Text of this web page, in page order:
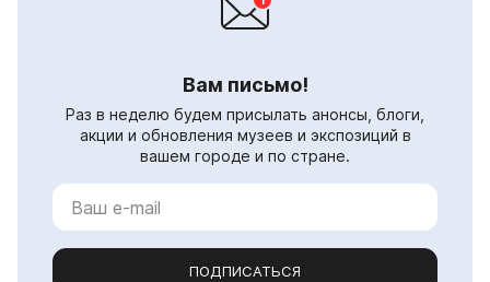
Вам письмо!
Раз в неделю будем присылать анонсы, блоги,
акции и обновления музеев и экспозиций в
вашем городе и по стране.
ПОДПИСАТЬСЯ